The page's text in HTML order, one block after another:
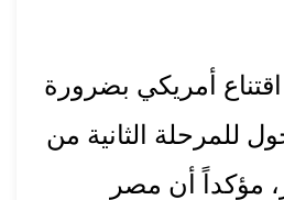
أمريكي بضرورة
للمرحلة الثانية من
مؤكداً أن مصر